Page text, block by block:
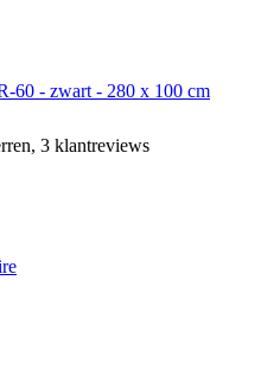
60 - zwart - 280 x 100 cm
3 klantreviews